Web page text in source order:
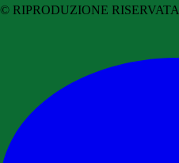
© RIPRODUZIONE RISERVATA